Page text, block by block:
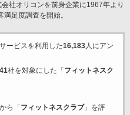
社オリコンを前身企業に1967年より
足度調査を開始。
ービスを利用した16,183人にアン
社を対象にした「 フィットネスク
ら「 フィットネスクラブ」を評